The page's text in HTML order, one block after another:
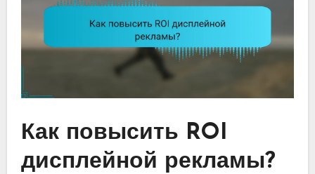
Как повысить ROI
дисплейной рекламы?